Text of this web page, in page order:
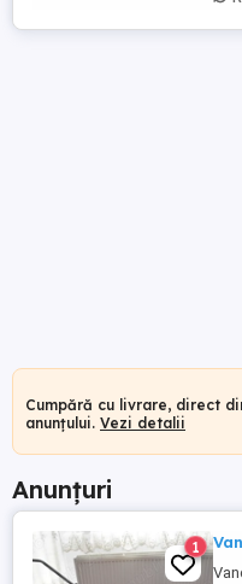
Cumpără cu livrare, direct
anunțului. Vezi detalii
Anunțuri
1